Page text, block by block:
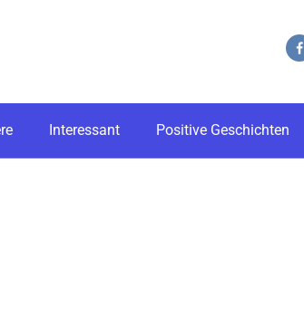
Interessant Positive Geschichten